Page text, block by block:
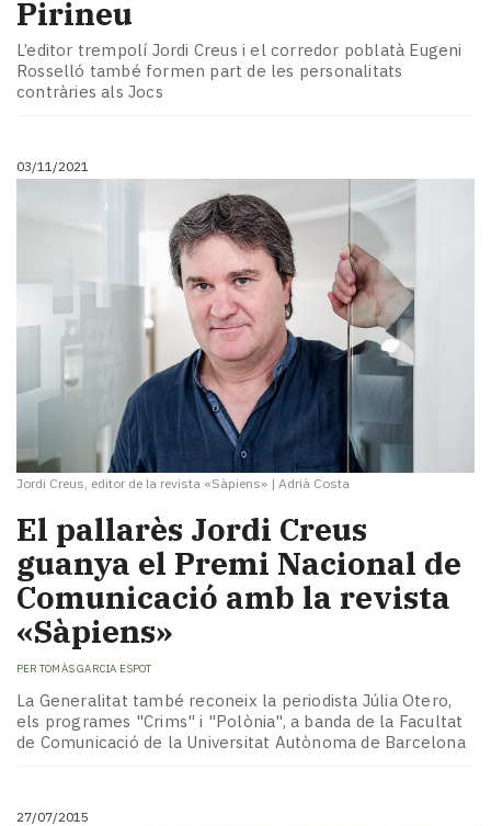
Pirineu
L’editor trempolí Jordi Creus i el corredor poblatà Eugeni
Rosselló també formen part de les personalitats
contràries als Jocs
03/11/2021
Jordi Creus, editor de la revista «Sàpiens» | Adrià Costa
El pallarès Jordi Creus
guanya el Premi Nacional de
Comunicació amb la revista
«Sàpiens»
PER TOMÀS GARCIA ESPOT
La Generalitat també reconeix la periodista Júlia Otero,
els programes "Crims" i "Polònia", a banda de la Facultat
de Comunicació de la Universitat Autònoma de Barcelona
27/07/2015